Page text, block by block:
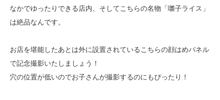
なかでゆったりできる店内、そしてこちらの名物「囃子ライス」
は絶品なんです。
お店を堪能したあとは外に設置されているこちらの顔はめパネル
で記念撮影いたしましょう！
穴の位置が低いのでお子さんが撮影するのにもぴったり！